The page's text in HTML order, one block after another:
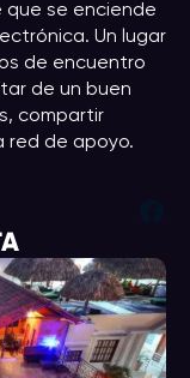
se enciende
Un lugar
de encuentro
de un buen
compartir
red de apoyo.